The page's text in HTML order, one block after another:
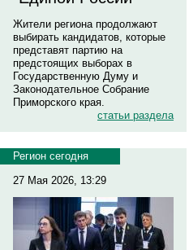
Жители региона продолжают
выбирать кандидатов, которые
представят партию на
предстоящих выборах в
Государственную Думу и
Законодательное Собрание
Приморского края.
статьи раздела
Регион сегодня
27 Мая 2026, 13:29